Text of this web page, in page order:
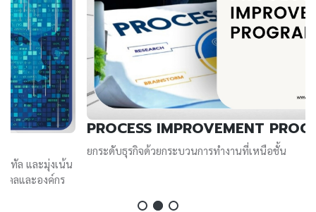
PROCESS IMPROVEMENT PROGRAM
ยกระดับธุรกิจด้วยกระบวนการทำงานที่เหนือชั้น